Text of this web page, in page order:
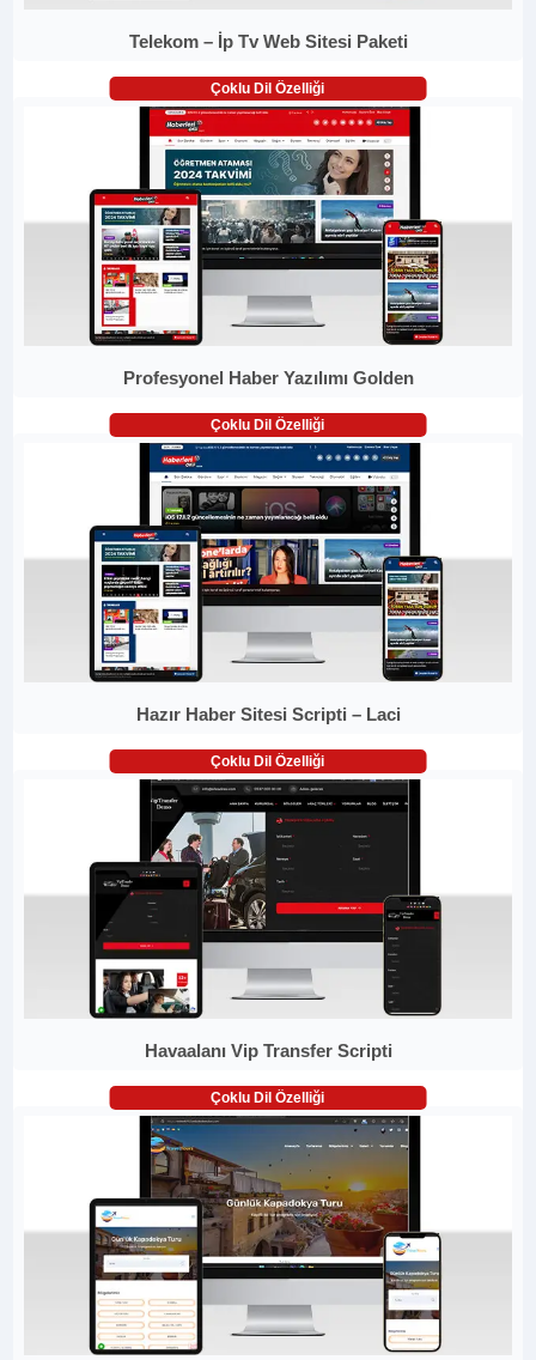
Telekom – İp Tv Web Sitesi Paketi
Çoklu Dil Özelliği
Profesyonel Haber Yazılımı Golden
Çoklu Dil Özelliği
Hazır Haber Sitesi Scripti – Laci
Çoklu Dil Özelliği
Havaalanı Vip Transfer Scripti
Çoklu Dil Özelliği